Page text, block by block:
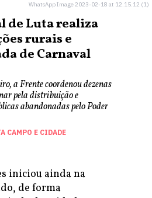
WhatsApp Image 2023-02-18 at 12.15.12 (1)
de Luta realiza
rurais e
de Carnaval
a Frente coordenou dezenas
pela distribuição e
abandonadas pelo Poder
CAMPO E CIDADE
iniciou ainda na
de forma